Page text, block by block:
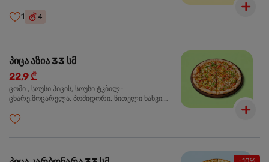
1 4
პიცა აზია 33 სმ
22,9 ₾
ცომი , სოუსი პიცის, სოუსი ტკბილ-
ცხარე,მოცარელა, პომიდორი, წითელი ხახვი,
სეზამის მარცვლის ნაზავი, ქინძი, ორეგანო